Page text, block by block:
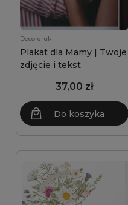
Decordruk
Plakat dla Mamy | Twoje
zdjęcie i tekst
37,00 zł
Do koszyka